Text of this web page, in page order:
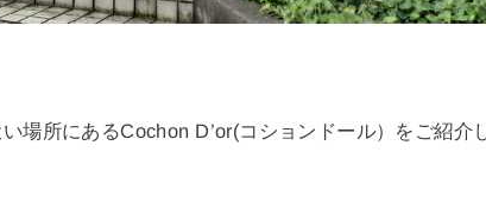
場所にあるCochon D’or(コションドール）をご紹介